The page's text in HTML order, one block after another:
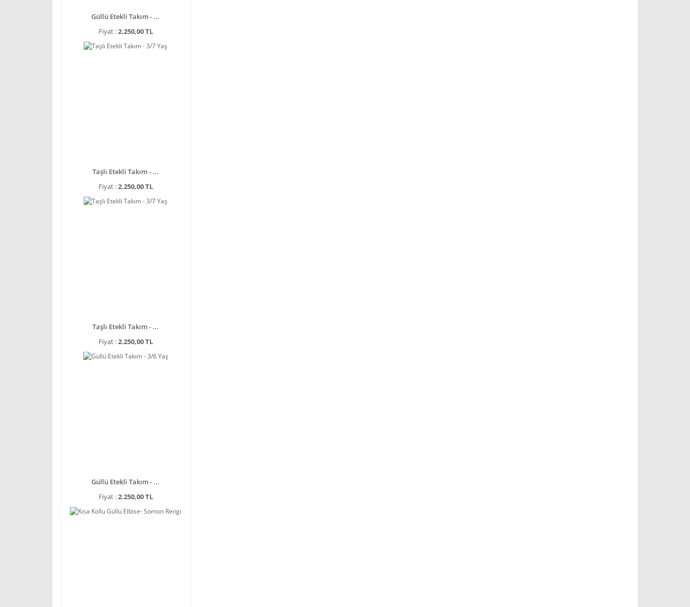
Güllü Etekli Takım - ...
Fiyat :2.250,00 TL
Taşlı Etekli Takım - ...
Fiyat :2.250,00 TL
Taşlı Etekli Takım - ...
Fiyat :2.250,00 TL
Güllü Etekli Takım - ...
Fiyat :2.250,00 TL